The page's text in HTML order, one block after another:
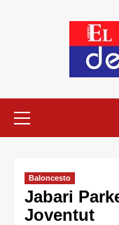
Baloncesto
Jabari
Joventut